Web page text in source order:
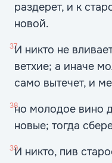
раздерет, и к
новой.
37И никто не
ветхие; а иначе
само вытечет, и
38но молодое вино
новые; тогда
39И никто, пив